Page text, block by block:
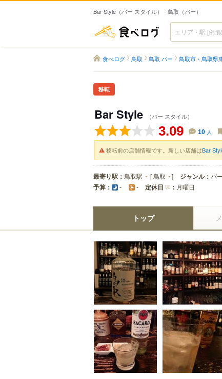
Bar Style（バー スタイル） - 鳥取（バー）
食べログ
食べログ 鳥取 鳥取 バー 鳥取市・鳥取県
移転
Bar Style （バー スタイル）
3.09 10 人
移転前の店舗情報です。新しい店舗はBar
最寄り駅： 鳥取駅 [ 鳥取 ] ジャンル： バー
予算： - - 定休日 ： 月曜日
トップ